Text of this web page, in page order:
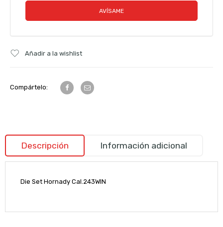
Añadir a la wishlist
Compártelo:
Descripción Información adicional
Die Set Hornady Cal.243WIN